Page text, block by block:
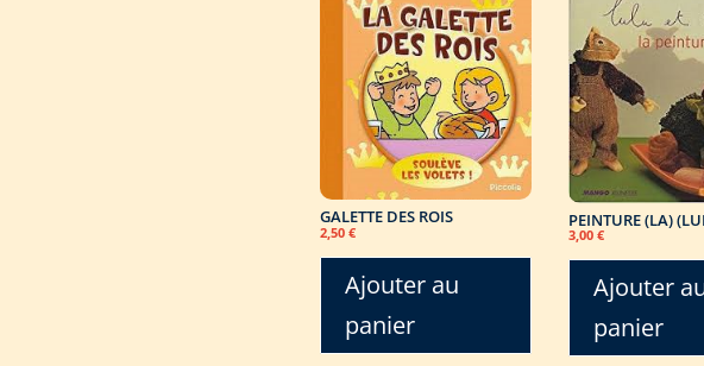
GALETTE DES ROIS
2,50 €
Ajouter au
panier
PEINTURE (LA)
3,00€
Ajouter
panier